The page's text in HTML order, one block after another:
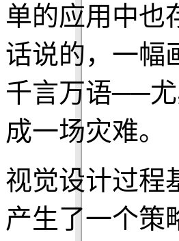
单的应用中也
话说的，一幅
千言万语──
成一场灾难。
视觉设计过程
产生了一个策